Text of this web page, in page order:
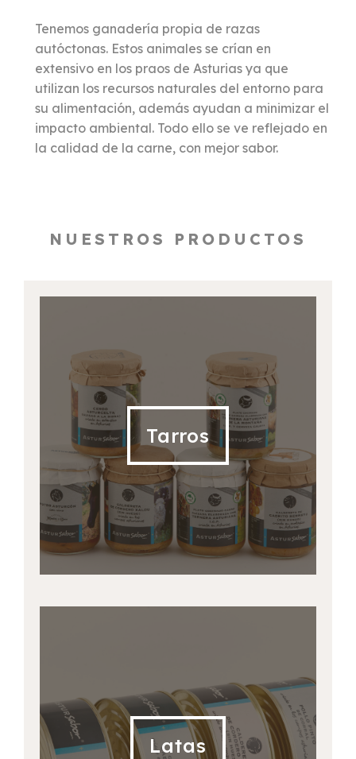
Tenemos ganadería propia de razas
autóctonas. Estos animales se crían en
extensivo en los praos de Asturias ya que
utilizan los recursos naturales del entorno para
su alimentación, además ayudan a minimizar el
impacto ambiental. Todo ello se ve reflejado en
la calidad de la carne, con mejor sabor.
NUESTROS PRODUCTOS
Tarros
Latas